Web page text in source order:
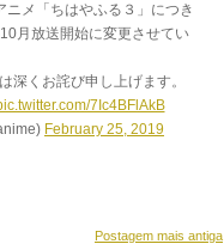
メ「ちはやふる３」につき
月放送開始に変更させてい
深くお詫び申し上げます。
7Ic4BFlAkB
February 25, 2019
Postagem mais antiga